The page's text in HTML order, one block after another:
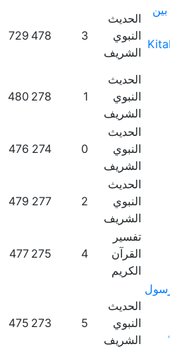
الحديث
النبوي
الشريف
3
478
729
الحديث
النبوي
الشريف
1
278
480
الحديث
النبوي
الشريف
0
274
476
الحديث
النبوي
الشريف
2
277
479
تفسير
القرآن
الكريم
4
275
477
رسول
الحديث
النبوي
الشريف
5
273
475